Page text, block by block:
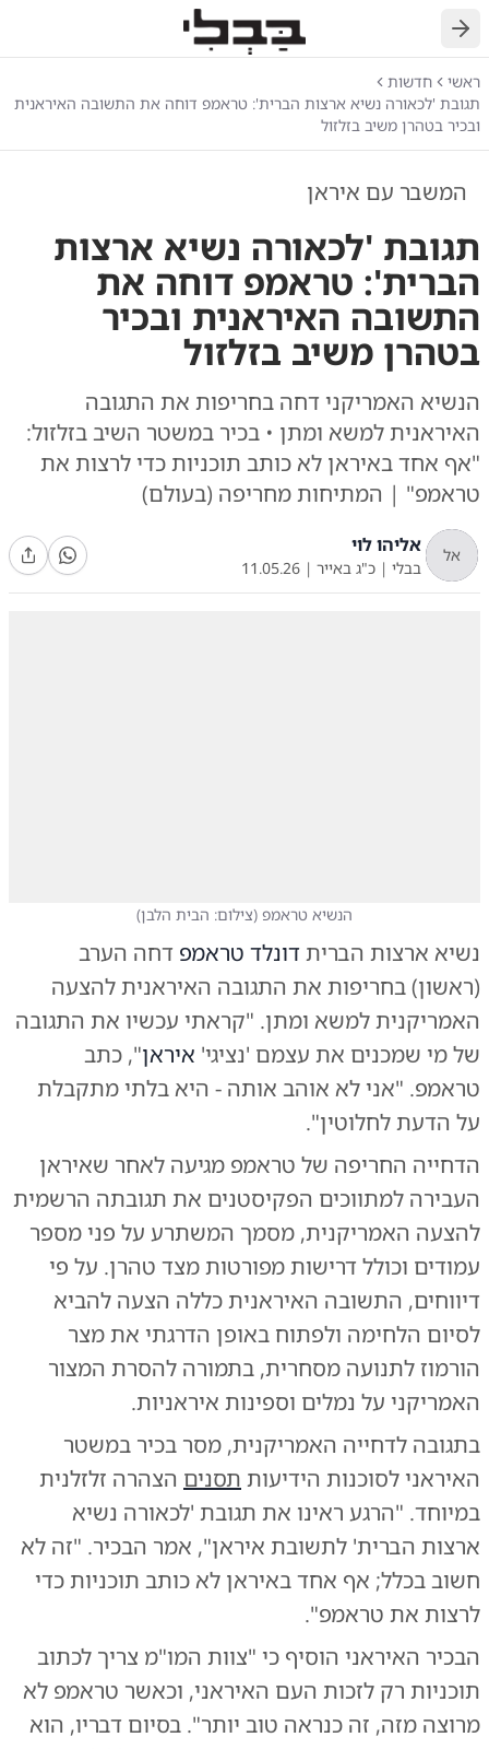
חזרה
ראשי
חדשות
תגובת 'לכאורה נשיא ארצות הברית': טראמפ דוחה את התשובה האיראנית
ובכיר בטהרן משיב בזלזול
המשבר עם איראן
תגובת 'לכאורה נשיא ארצות
הברית': טראמפ דוחה את
התשובה האיראנית ובכיר
בטהרן משיב בזלזול
הנשיא האמריקני דחה בחריפות את התגובה
האיראנית למשא ומתן • בכיר במשטר השיב בזלזול:
"אף אחד באיראן לא כותב תוכניות כדי לרצות את
טראמפ" | המתיחות מחריפה (בעולם)
אל אליהו לוי
בבלי | כ"ג באייר |
11.05.26
הנשיא טראמפ (צילום: הבית הלבן)
נשיא ארצות הבריתדונלד טראמפ דחה הערב
(ראשון) בחריפות את התגובה האיראנית להצעה
האמריקנית למשא ומתן. "קראתי עכשיו את התגובה
של מי שמכנים את עצמם 'נציגי' איראן", כתב
טראמפ. "אני לא אוהב אותה - היא בלתי מתקבלת
על הדעת לחלוטין".
הדחייה החריפה של טראמפ מגיעה לאחר שאיראן
העבירה למתווכים הפקיסטנים את תגובתה הרשמית
להצעה האמריקנית, מסמך המשתרע על פני מספר
עמודים וכולל דרישות מפורטות מצד טהרן. על פי
דיווחים, התשובה האיראנית כללה הצעה להביא
לסיום הלחימה ולפתוח באופן הדרגתי את מצר
הורמוז לתנועה מסחרית, בתמורה להסרת המצור
האמריקני על נמלים וספינות איראניות.
בתגובה לדחייה האמריקנית, מסר בכיר במשטר
האיראני לסוכנות הידיעות תסנים הצהרה זלזלנית
במיוחד. "הרגע ראינו את תגובת 'לכאורה נשיא
ארצות הברית' לתשובת איראן", אמר הבכיר. "זה לא
חשוב בכלל; אף אחד באיראן לא כותב תוכניות כדי
לרצות את טראמפ".
הבכיר האיראני הוסיף כי "צוות המו"מ צריך לכתוב
תוכניות רק לזכות העם האיראני, וכאשר טראמפ לא
מרוצה מזה, זה כנראה טוב יותר". בסיום דבריו, הוא